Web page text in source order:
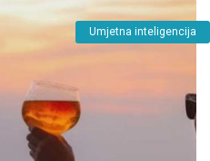
Umjetna inteligencija